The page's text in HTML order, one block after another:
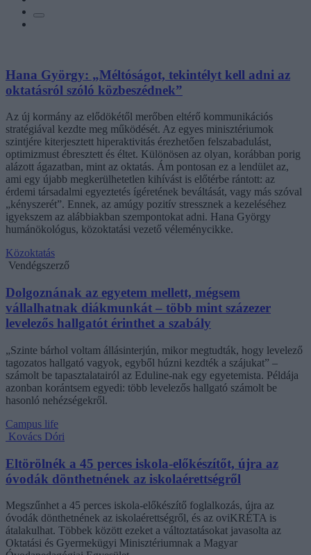
Hana György: „Méltóságot, tekintélyt kell adni az
oktatásról szóló közbeszédnek”
Az új kormány az elődökétől merőben eltérő kommunikációs
stratégiával kezdte meg működését. Az egyes minisztériumok
szintjére kiterjesztett hiperaktivitás érezhetően felszabadulást,
optimizmust ébresztett és éltet. Különösen az olyan, korábban porig
alázott ágazatban, mint az oktatás. Ám pontosan ez a lendület az,
ami egy újabb megkerülhetetlen kihívást is előtérbe rántott: az
érdemi társadalmi egyeztetés ígéretének beváltását, vagy más szóval
„kényszerét”. Ennek, az amúgy pozitív stressznek a kezeléséhez
igyekszem az alábbiakban szempontokat adni. Hana György
humánökológus, közoktatási vezető véleménycikke.
Közoktatás
Vendégszerző
Dolgoznának az egyetem mellett, mégsem
vállalhatnak diákmunkát – több mint százezer
levelezős hallgatót érinthet a szabály
„Szinte bárhol voltam állásinterjún, mikor megtudták, hogy levelező
tagozatos hallgató vagyok, egyből húzni kezdték a szájukat” –
számolt be tapasztalatairól az Eduline-nak egy egyetemista. Példája
azonban korántsem egyedi: több levelezős hallgató számolt be
hasonló nehézségekről.
Campus life
Kovács Dóri
Eltörölnék a 45 perces iskola-előkészítőt, újra az
óvodák dönthetnének az iskolaérettségről
Megszűnhet a 45 perces iskola-előkészítő foglalkozás, újra az
óvodák dönthetnének az iskolaérettségről, és az oviKRÉTA is
átalakulhat. Többek között ezeket a változtatásokat javasolta az
Oktatási és Gyermekügyi Minisztériumnak a Magyar